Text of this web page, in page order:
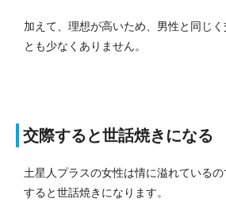
加えて、理想が高いため、男性と同じ
とも少なくありません。
交際すると世話焼きになる
土星人プラスの女性は情に溢れている
すると世話焼きになります。